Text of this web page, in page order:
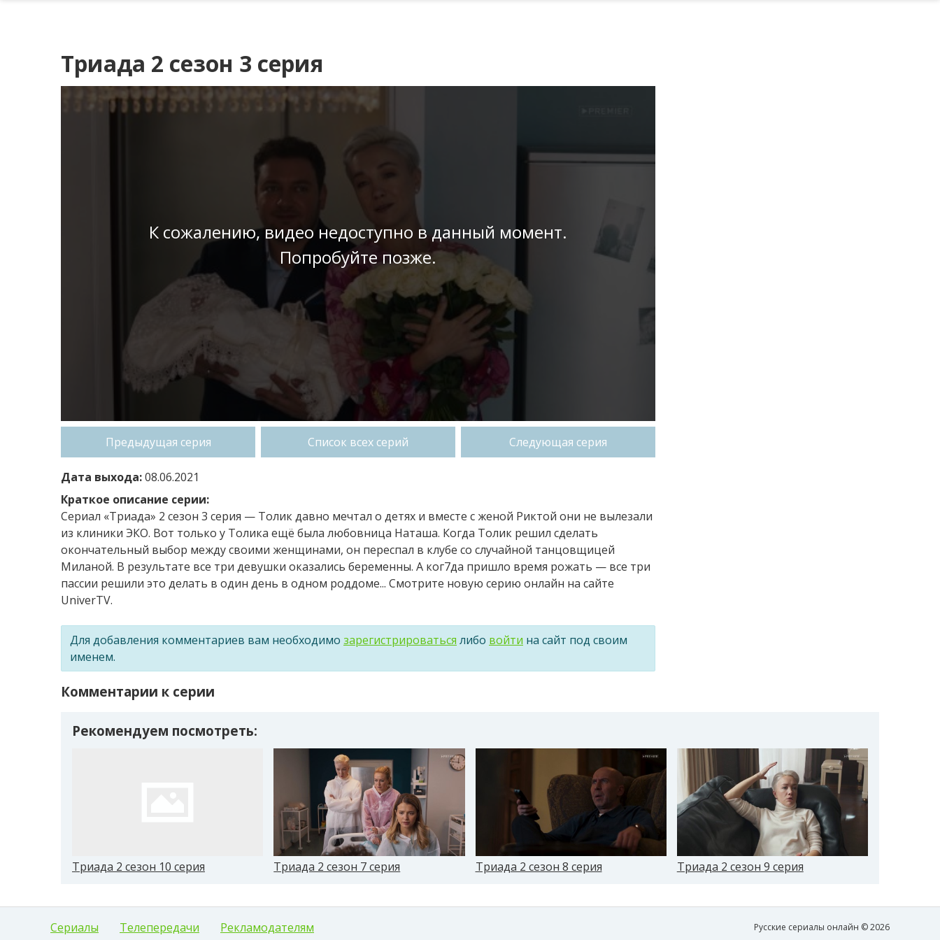
Триада 2 сезон 3 серия
К сожалению, видео недоступно в данный момент.
Попробуйте позже.
Предыдущая серия Список всех серий Следующая серия
Дата выхода:08.06.2021
Краткое описание серии:
Сериал «Триада» 2 сезон 3 серия — Толик давно мечтал о детях и вместе с женой Риктой они не вылезали
из клиники ЭКО. Вот только у Толика ещё была любовница Наташа. Когда Толик решил сделать
окончательный выбор между своими женщинами, он переспал в клубе со случайной танцовщицей
Миланой. В результате все три девушки оказались беременны. А ког7да пришло время рожать — все три
пассии решили это делать в один день в одном роддоме... Смотрите новую серию онлайн на сайте
UniverTV.
Для добавления комментариев вам необходимо зарегистрироваться либо войти на сайт под своим
именем.
Комментарии к серии
Рекомендуем посмотреть:
Триада 2 сезон 10 серия Триада 2 сезон 7 серия Триада 2 сезон 8 серия Триада 2 сезон 9 серия
Сериалы Телепередачи Рекламодателям Русские сериалы онлайн © 2026